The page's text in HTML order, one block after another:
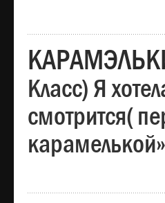
Класс) Я
смотрится(
карамелькой»